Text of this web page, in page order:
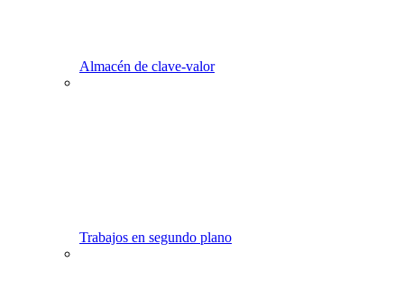
Almacén de clave-valor
Trabajos en segundo plano